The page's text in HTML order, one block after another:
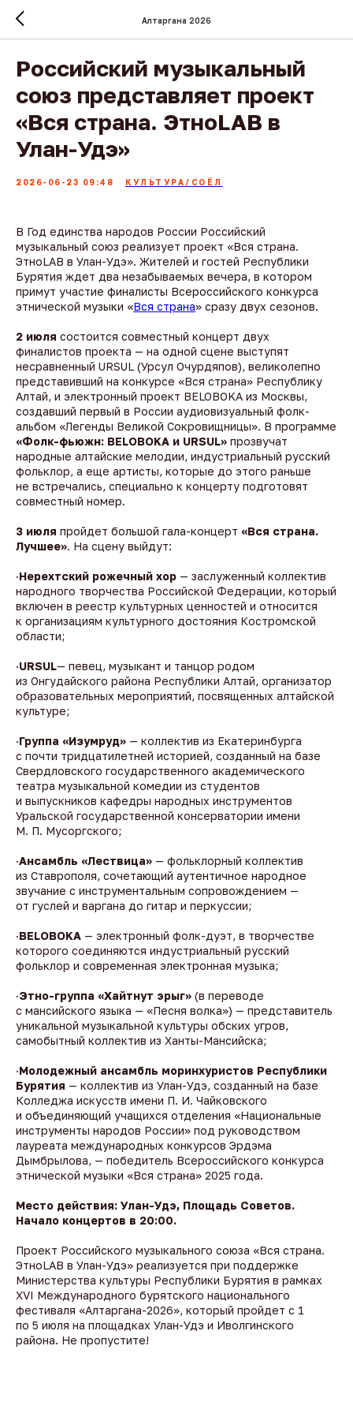
Алтаргана 2026
Российский музыкальный
союз представляет проект
«Вся страна. ЭтноLAB в
Улан-Удэ»
2026-06-23 09:48 КУЛЬТУРА/СОЁЛ
В Год единства народов России Российский
музыкальный союз реализует проект «Вся страна.
ЭтноLAB в Улан-Удэ». Жителей и гостей Республики
Бурятия ждет два незабываемых вечера, в котором
примут участие финалисты Всероссийского конкурса
этнической музыки «Вся страна» сразу двух сезонов.
2 июля состоится совместный концерт двух
финалистов проекта — на одной сцене выступят
несравненный URSUL (Урсул Очурдяпов), великолепно
представивший на конкурсе «Вся страна» Республику
Алтай, и электронный проект BELOBOKA из Москвы,
создавший первый в России аудиовизуальный фолк-
альбом «Легенды Великой Сокровищницы». В программе
«Фолк-фьюжн: BELOBOKA и URSUL» прозвучат
народные алтайские мелодии, индустриальный русский
фольклор, а еще артисты, которые до этого раньше
не встречались, специально к концерту подготовят
совместный номер.
3 июля пройдет большой гала-концерт «Вся страна.
Лучшее». На сцену выйдут:
·Нерехтский рожечный хор — заслуженный коллектив
народного творчества Российской Федерации, который
включен в реестр культурных ценностей и относится
к организациям культурного достояния Костромской
области;
·URSUL— певец, музыкант и танцор родом
из Онгудайского района Республики Алтай, организатор
образовательных мероприятий, посвященных алтайской
культуре;
·Группа «Изумруд» — коллектив из Екатеринбурга
с почти тридцатилетней историей, созданный на базе
Свердловского государственного академического
театра музыкальной комедии из студентов
и выпускников кафедры народных инструментов
Уральской государственной консерватории имени
М. П. Мусоргского;
·Ансамбль «Лествица» — фольклорный коллектив
из Ставрополя, сочетающий аутентичное народное
звучание с инструментальным сопровождением —
от гуслей и варгана до гитар и перкуссии;
·BELOBOKA — электронный фолк-дуэт, в творчестве
которого соединяются индустриальный русский
фольклор и современная электронная музыка;
·Этно-группа «Хайтнут эрыг» (в переводе
с мансийского языка — «Песня волка») — представитель
уникальной музыкальной культуры обских угров,
самобытный коллектив из Ханты-Мансийска;
·Молодежный ансамбль моринхуристов Республики
Бурятия — коллектив из Улан-Удэ, созданный на базе
Колледжа искусств имени П. И. Чайковского
и объединяющий учащихся отделения «Национальные
инструменты народов России» под руководством
лауреата международных конкурсов Эрдэма
Дымбрылова, — победитель Всероссийского конкурса
этнической музыки «Вся страна» 2025 года.
Место действия: Улан-Удэ, Площадь Советов.
Начало концертов в 20:00.
Проект Российского музыкального союза «Вся страна.
ЭтноLAB в Улан-Удэ» реализуется при поддержке
Министерства культуры Республики Бурятия в рамках
XVI Международного бурятского национального
фестиваля «Алтаргана-2026», который пройдет с 1
по 5 июля на площадках Улан-Удэ и Иволгинского
района. Не пропустите!